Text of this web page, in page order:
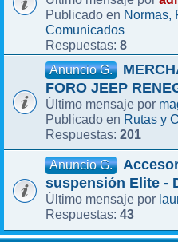
Publicado en Normas,
Comunicados
Respuestas: 8
Anuncio G.
FORO JEEP
Último mensaje por
Publicado en Rutas y
Respuestas: 201
Anuncio G.
suspensión Elite -
Último mensaje por
Respuestas: 43